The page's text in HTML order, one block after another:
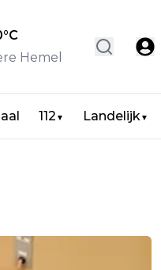
°C
Hemel
112 ▼ Landelijk▼